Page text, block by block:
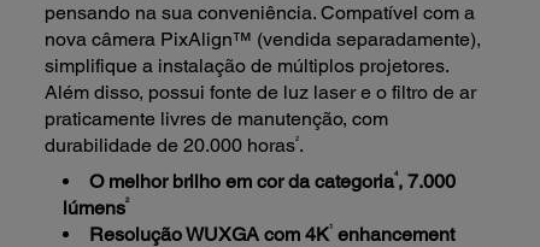
pensando na sua conveniência. Compatível com a
nova câmera PixAlign™ (vendida separadamente),
simplifique a instalação de múltiplos projetores.
Além disso, possui fonte de luz laser e o filtro de ar
praticamente livres de manutenção, com
durabilidade de 20.000 horas2.
O melhor brilho em cor da categoria4, 7.000
lúmens2
Resolução WUXGA com 4K1 enhancement